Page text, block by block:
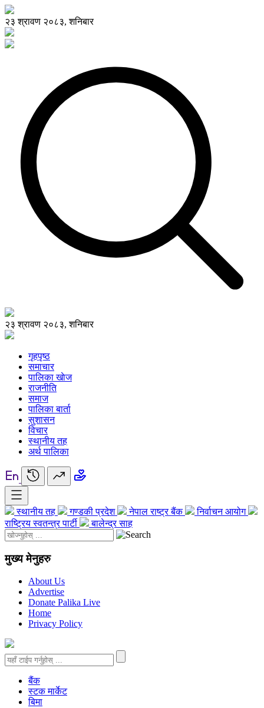
२३ श्रावण २०८३, शनिबार
२३ श्रावण २०८३, शनिबार
गृहपृष्ठ
समाचार
पालिका खाेज
राजनीति
समाज
पालिका बार्ता
सुशासन
विचार
स्थानीय तह
अर्थ पालिका
स्थानीय तह गण्डकी प्रदेश नेपाल राष्ट्र बैंक
निर्वाचन आयोग
राष्ट्रिय स्वतन्त्र पार्टी
बालेन्द्र साह
मुख्य मेनुहरु
About Us
Advertise
Donate Palika Live
Home
Privacy Policy
बैंक
स्टक मार्केट
बिमा